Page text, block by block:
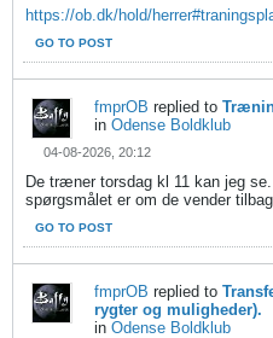
https://ob.dk/hold/
GO TO POST
fmprOB replied to
in Odense Boldklub
04-08-2026, 20:12
De træner torsdag kl 11 kan jeg
spørgsmålet er om de vender
GO TO POST
fmprOB replied to
rygter og muligheder).
in Odense Boldklub